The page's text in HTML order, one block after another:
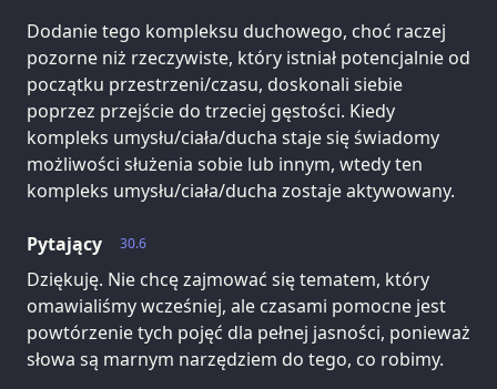
Dodanie tego kompleksu duchowego, choć raczej
pozorne niż rzeczywiste, który istniał potencjalnie od
początku przestrzeni/czasu, doskonali siebie
poprzez przejście do trzeciej gęstości. Kiedy
kompleks umysłu/ciała/ducha staje się świadomy
możliwości służenia sobie lub innym, wtedy ten
kompleks umysłu/ciała/ducha zostaje aktywowany.
30.6
Pytający
Dziękuję. Nie chcę zajmować się tematem, który
omawialiśmy wcześniej, ale czasami pomocne jest
powtórzenie tych pojęć dla pełnej jasności, ponieważ
słowa są marnym narzędziem do tego, co robimy.